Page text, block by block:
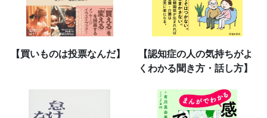
【買いものは投票なんだ】
【認知症の人の気持ちがよ
くわかる聞き方・話し方】